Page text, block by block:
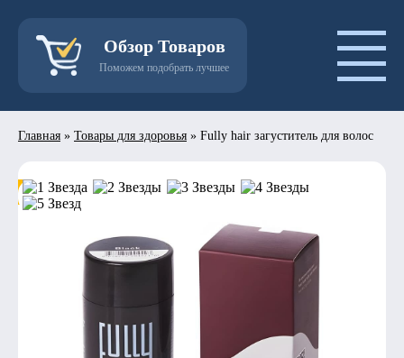
Обзор Товаров
Поможем подобрать лучшее
Главная » Товары для здоровья » Fully hair загуститель для волос
- 50%